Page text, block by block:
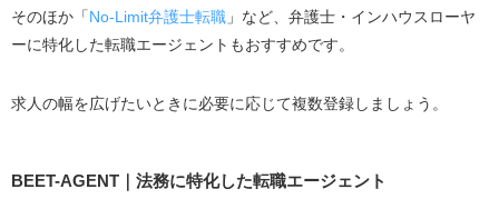
取り組む姿勢をアピールする
これまでの経験をどう活かせるのか伝える
わかりやすい伝え方を意識する
転職エージェントを利用する
そのほか「No-Limit弁護士転職」など、弁護士・インハウスローヤ
ーに特化した転職エージェントもおすすめです。
求人の幅を広げたいときに必要に応じて複数登録しましょう。
BEET-AGENT｜法務に特化した転職エージェント